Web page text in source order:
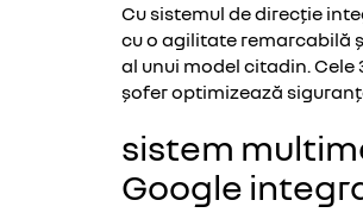
Cu sistemul de direcție
cu o agilitate remarcabilă
al unui model citadin.
șofer optimizează
sistem
Google